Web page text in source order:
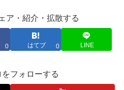
ア・紹介・拡散する
0 はてブ 0 LINE
フォローする